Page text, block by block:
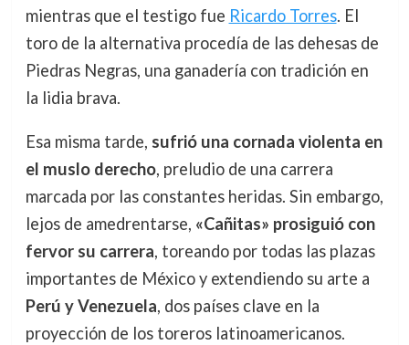
mientras que el testigo fue Ricardo Torres. El
toro de la alternativa procedía de las dehesas de
Piedras Negras, una ganadería con tradición en
la lidia brava.
Esa misma tarde, sufrió una cornada violenta en
el muslo derecho, preludio de una carrera
marcada por las constantes heridas. Sin embargo,
lejos de amedrentarse, «Cañitas» prosiguió con
fervor su carrera, toreando por todas las plazas
importantes de México y extendiendo su arte a
Perú y Venezuela, dos países clave en la
proyección de los toreros latinoamericanos.